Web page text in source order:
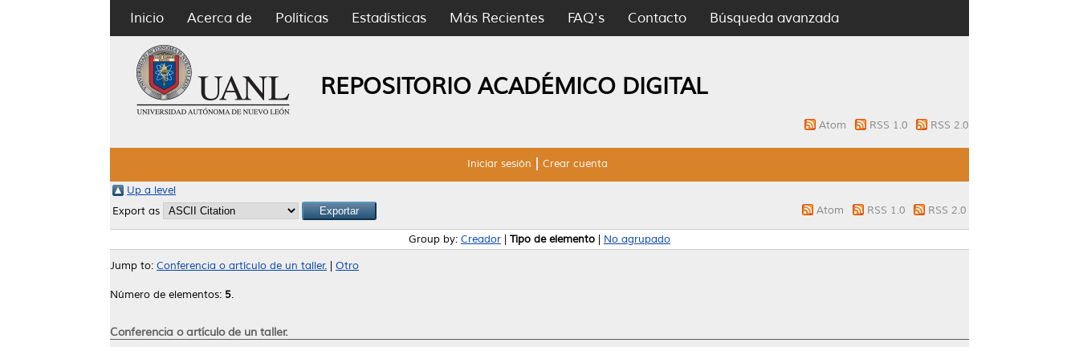
Inicio Acerca de Políticas Estadísticas Más Recientes FAQ's Contacto Búsqueda avanzada
REPOSITORIO ACADÉMICO DIGITAL
Atom RSS 1.0 RSS 2.0
Iniciar sesión Crear cuenta
Up a level
Export as
Atom RSS 1.0 RSS 2.0
Group by: Creador Tipo de elemento No agrupado
Jump to: Conferencia o artículo de un taller. Otro
Número de elementos: 5.
Conferencia o artículo de un taller.